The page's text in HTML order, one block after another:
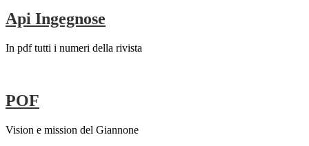
Api Ingegnose
In pdf tutti i numeri della rivista
POF
Vision e mission del Giannone